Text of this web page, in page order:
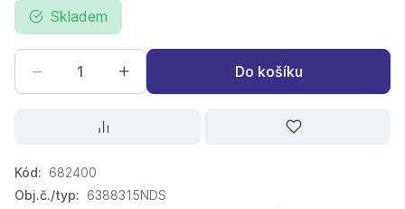
Skladem
Do košíku
Kód: 682400
Obj.č./typ: 6388315NDS